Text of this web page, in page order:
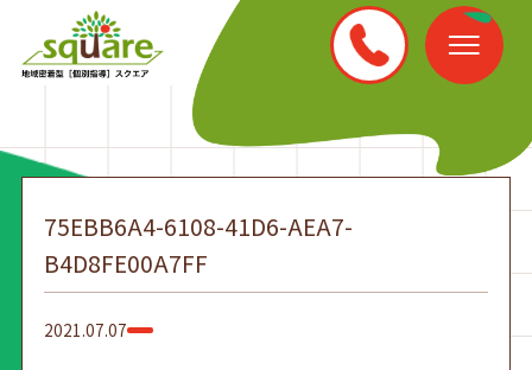
75EBB6A4-6108-41D6-AEA7-
B4D8FE00A7FF
2021.07.07